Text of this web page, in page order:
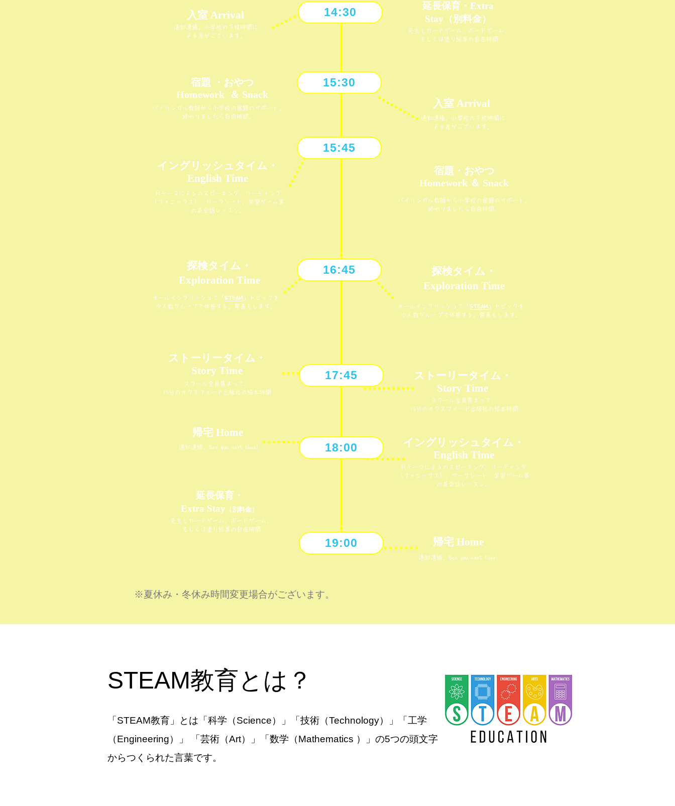
通知連絡。小学校の下校時間に
よる差がございます。
入室 Arrival
宿題 ・おやつ
Homework ＆ Snack
バイリンガル教師から小学校の宿題のサポート。
終わりましたら自由時間。
イングリッシュタイム・
English Time
月テーマによるのスピーキング、リーディング
（フォニックス）、ワークシート、学習ゲーム等
の英会話レッスン。
探検タイム・
Exploration Time
オールイングリッシュで「 STEAM 」トピックを
少人数グループで体感する。発表もします。
ストーリータイム・
Story Time
スクール全員集まって、
15分のオクスフォード出版社の絵本時間
帰宅 Home
通知連絡。See you next time!
延長保育・
Extra Stay （別料金）
先生とカードゲーム、ボードゲーム、
もしくは塗り絵等の自由時間
延長保育・Extra
Stay（別料金）
先生とカードゲーム、ボードゲーム、
もしくは塗り絵等の自由時間
通知連絡。小学校の下校時間に
よる差がございます。
入室 Arrival
宿題・おやつ
Homework ＆ Snack
バイリンガル教師から小学校の宿題のサポート。
終わりましたら自由時間。
探検タイム・
Exploration Time
オールイングリッシュで「 STEAM 」トピックを
少人数グループで体感する。発表もします。
ストーリータイム・
Story Time
スクール全員集まって、
15分のオクスフォード出版社の絵本時間
月テーマによるのスピーキング、リーディング
（フォニックス）、ワークシート、学習ゲーム等
の英会話レッスン。
イングリッシュタイム・
English Time
通知連絡。See you next time!
帰宅 Home
15:30
14:30
15:45
16:45
17:45
18:00
19:00
※夏休み・冬休み時間変更場合がございます。
STEAM教育とは？
「STEAM教育」とは「科学（Science）」「技術（Technology）」「工学
（Engineering）」 「芸術（Art）」「数学（Mathematics ）」の5つの頭文字
からつくられた言葉です。